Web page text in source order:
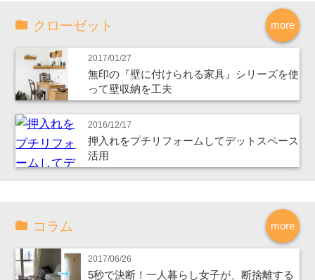
more
クローゼット
2017/01/27
無印の『壁に付けられる家具』シリーズを使
って壁収納を工夫
2016/12/17
押入れをプチリフォームしてデットスペース
活用
more
コラム
2017/06/26
5秒で決断！一人暮らし女子が、断捨離する